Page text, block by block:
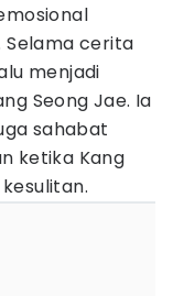
Selama cerita
menjadi
Seong Jae. Ia
sahabat
ketika Kang